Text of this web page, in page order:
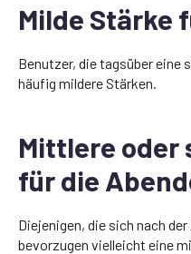
Milde Stärke
Benutzer, die tagsüber eine
häufig mildere Stärken.
Mittlere oder
für die
Diejenigen, die sich nach
bevorzugen vielleicht eine